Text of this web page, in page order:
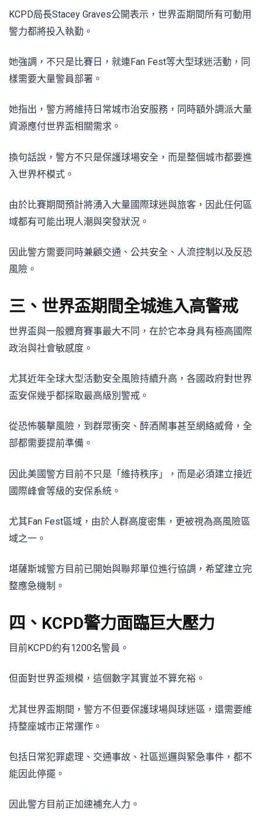
KCPD局長Stacey Graves公開表示，世界盃期間所有可動用
警力都將投入執勤。
她強調，不只是比賽日，就連Fan Fest等大型球迷活動，同
樣需要大量警員部署。
她指出，警方將維持日常城市治安服務，同時額外調派大量
資源應付世界盃相關需求。
換句話說，警方不只是保護球場安全，而是整個城市都要進
入世界杯模式。
由於比賽期間預計將湧入大量國際球迷與旅客，因此任何區
域都有可能出現人潮與突發狀況。
因此警方需要同時兼顧交通、公共安全、人流控制以及反恐
風險。
三、世界盃期間全城進入高警戒
世界盃與一般體育賽事最大不同，在於它本身具有極高國際
政治與社會敏感度。
尤其近年全球大型活動安全風險持續升高，各國政府對世界
盃安保幾乎都採取最高級別警戒。
從恐怖襲擊風險，到群眾衝突、醉酒鬧事甚至網絡威脅，全
部都需要提前準備。
因此美國警方目前不只是「維持秩序」，而是必須建立接近
國際峰會等級的安保系統。
尤其Fan Fest區域，由於人群高度密集，更被視為高風險區
域之一。
堪薩斯城警方目前已開始與聯邦單位進行協調，希望建立完
整應急機制。
四、KCPD警力面臨巨大壓力
目前KCPD約有1200名警員。
但面對世界盃規模，這個數字其實並不算充裕。
尤其世界盃期間，警方不但要保護球場與球迷區，還需要維
持整座城市正常運作。
包括日常犯罪處理、交通事故、社區巡邏與緊急事件，都不
能因此停擺。
因此警方目前正加速補充人力。